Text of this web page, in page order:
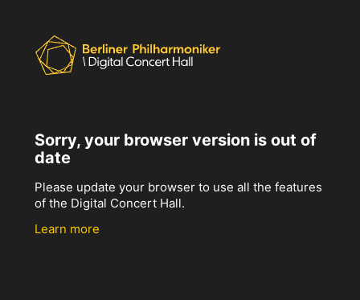
Sorry, your browser version is out of
date
Please update your browser to use all the features
of the Digital Concert Hall.
Learn more